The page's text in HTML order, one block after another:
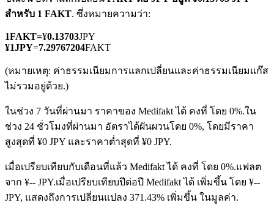
ฟิวเจอร์ส USDC
สำหรับ 1 FAKT. ซึ่งหมายความว่า:
1FAKT=¥0.13703JPY
¥1JPY=7.29767204FAKT
(หมายเหตุ: ค่าธรรมเนียมการแลกเปลี่ยนและค่าธรรมเนียมแก๊ส
ไม่รวมอยู่ด้วย.)
ในช่วง 7 วันที่ผ่านมา ราคาของ Medifakt ได้ คงที่ โดย 0%.ใน
ช่วง 24 ชั่วโมงที่ผ่านมา อัตราได้ผันผวนโดย 0%, โดยมีราคา
สูงสุดที่ ¥0 JPY และราคาต่ำสุดที่ ¥0 JPY.
เมื่อเปรียบเทียบกับเดือนที่แล้ว Medifakt ได้ คงที่ โดย 0%.แฟลต
จาก ¥-- JPY.เมื่อเปรียบเทียบปีต่อปี Medifakt ได้ เพิ่มขึ้น โดย ¥--
JPY, แสดงถึงการเปลี่ยนแปลง 371.43% เพิ่มขึ้น ในมูลค่า.